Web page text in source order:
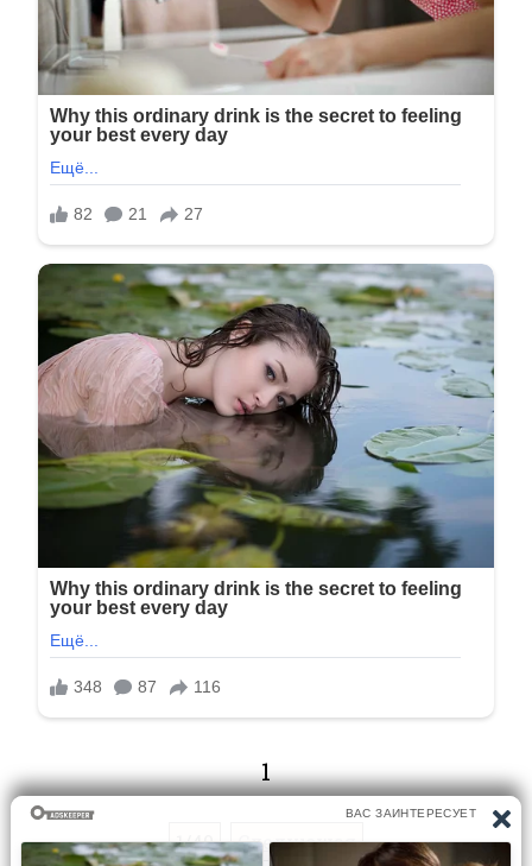
1
1/40 Следующая